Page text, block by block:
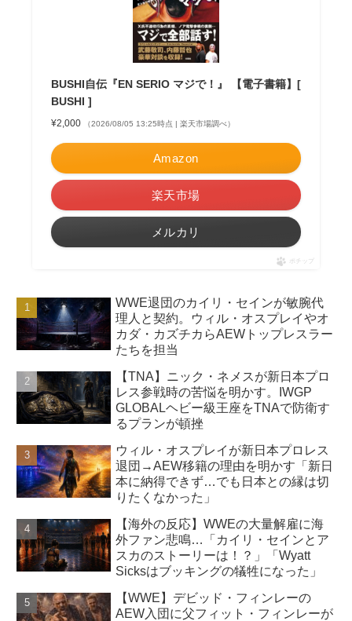
BUSHI自伝『EN SERIO マジで！』 【電子書籍】[
BUSHI ]
¥2,000 （2026/08/05 13:25時点 | 楽天市場調べ）
Amazon
楽天市場
メルカリ
ポチップ
WWE退団のカイリ・セインが敏腕代
理人と契約。ウィル・オスプレイやオ
カダ・カズチカらAEWトップレスラー
たちを担当
【TNA】ニック・ネメスが新日本プロ
レス参戦時の苦悩を明かす。IWGP
GLOBALヘビー級王座をTNAで防衛す
るプランが頓挫
ウィル・オスプレイが新日本プロレス
退団→AEW移籍の理由を明かす「新日
本に納得できず…でも日本との縁は切
りたくなかった」
【海外の反応】WWEの大量解雇に海
外ファン悲鳴…「カイリ・セインとア
スカのストーリーは！？」「Wyatt
Sicksはブッキングの犠牲になった」
【WWE】デビッド・フィンレーの
AEW入団に父フィット・フィンレーが